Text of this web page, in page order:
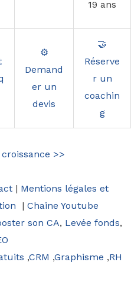
19 ans
⚙️
Demand
er un
devis
🤝
Réserve
r un
coachin
g
>>
| Mentions légales et
| Chaine Youtube
son CA, Levée fonds,
,CRM ,Graphisme ,RH